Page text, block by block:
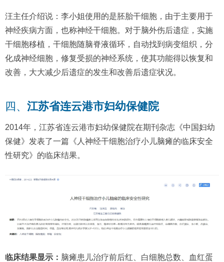
汪主任介绍说：李小姐使用的是胚胎干细胞，由于主要用于
神经疾病方面，也称神经干细胞。对于脑外伤后遗症，实施
干细胞移植，干细胞随脑脊液循环，自动找到病变组织，分
化成神经细胞，修复受损的神经系统，使其功能得以恢复和
改善，大大减少后遗症的发生和改善后遗症状况。
四、 江苏省连云港市妇幼保健院
2014年，江苏省连云港市妇幼保健院在期刊杂志《中国妇幼
保健》发表了一篇《人神经干细胞治疗小儿脑瘫的临床安全
性研究》的临床结果。
临床结果显示： 脑瘫患儿治疗前后红、白细胞总数、血红蛋